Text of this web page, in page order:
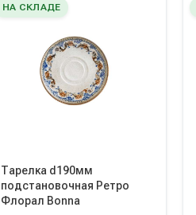
НА СКЛАДЕ
Тарелка d190мм
подстановочная Ретро
Флорал Bonna